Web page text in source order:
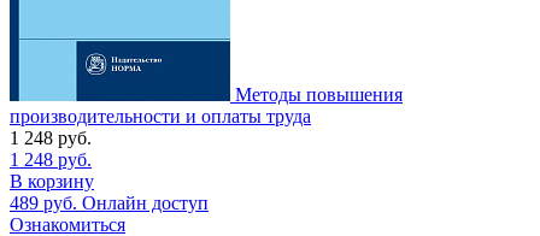
Методы повышения
производительности и оплаты труда
1 248 руб.
1 248 руб.
В корзину
489 руб. Онлайн доступ
Ознакомиться